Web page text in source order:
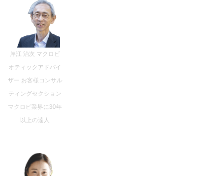
岸江 治次 マクロビ
オティックアドバイ
ザー お客様コンサル
ティングセクション
マクロビ業界に30年
以上の達人